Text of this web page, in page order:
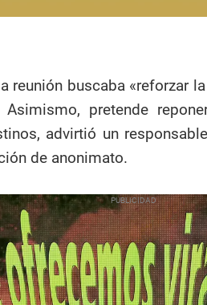
reunión buscaba «reforzar
pretende
advirtió un
de anonimato.